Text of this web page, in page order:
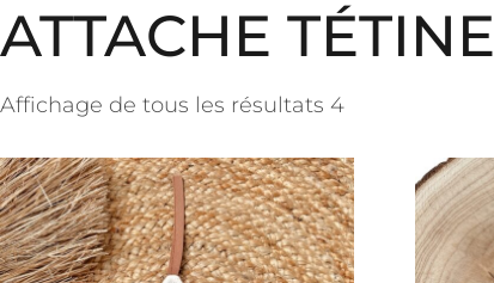
ATTACHE TÉTINE
Affichage de tous les résultats 4